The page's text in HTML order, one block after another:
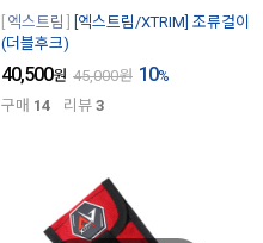
엑스트림
[엑스트림/XTRIM] 조류걸이
(더블후크)
40,500원 45,000원 10%
구매 14 리뷰 3